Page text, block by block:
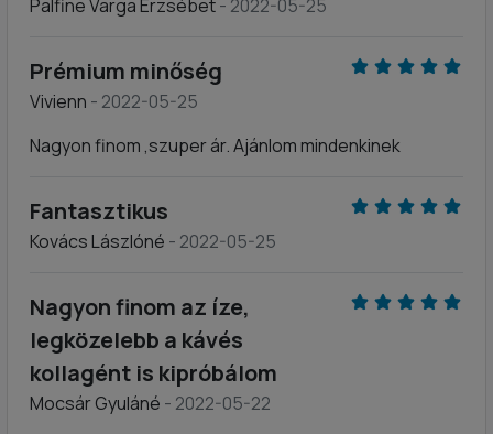
Palfine Varga Erzsébet- 2022-05-25
Prémium minőség
Vivienn - 2022-05-25
Nagyon finom ,szuper ár. Ajánlom mindenkinek
Fantasztikus
Kovács Lászlóné - 2022-05-25
Nagyon finom az íze,
legközelebb a kávés
kollagént is kipróbálom
Mocsár Gyuláné - 2022-05-22